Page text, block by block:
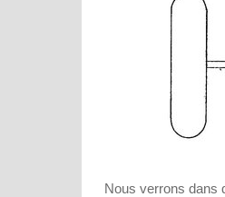
Nous verrons dans